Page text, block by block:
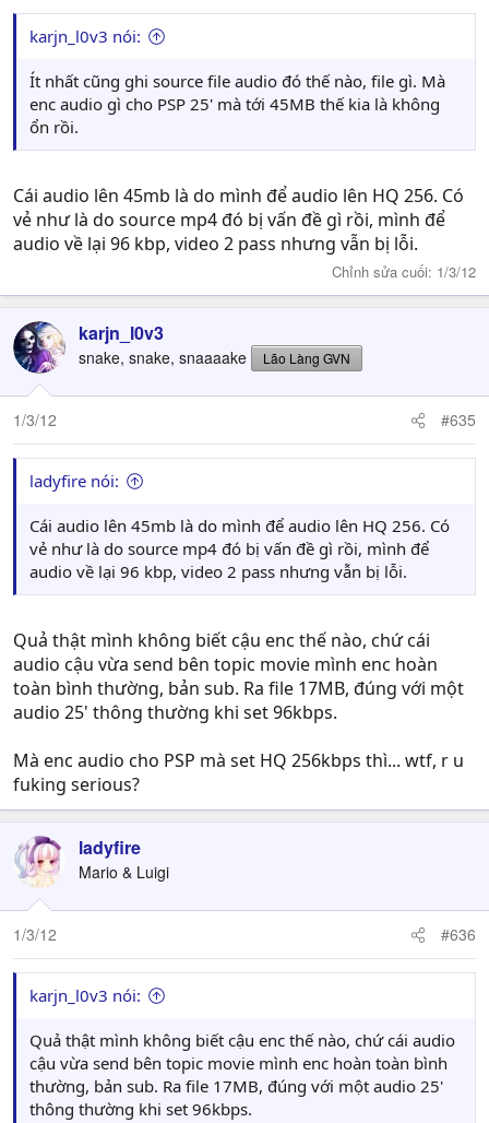
karjn_l0v3 nói:
Ít nhất cũng ghi source file audio đó thế nào, file gì. Mà
enc audio gì cho PSP 25' mà tới 45MB thế kia là không
ổn rồi.
Cái audio lên 45mb là do mình để audio lên HQ 256. Có
vẻ như là do source mp4 đó bị vấn đề gì rồi, mình để
audio về lại 96 kbp, video 2 pass nhưng vẫn bị lỗi.
Chỉnh sửa cuối: 1/3/12
karjn_l0v3
snake, snake, snaaaake Lão Làng GVN
1/3/12 #635
ladyfire nói:
Cái audio lên 45mb là do mình để audio lên HQ 256. Có
vẻ như là do source mp4 đó bị vấn đề gì rồi, mình để
audio về lại 96 kbp, video 2 pass nhưng vẫn bị lỗi.
Quả thật mình không biết cậu enc thế nào, chứ cái
audio cậu vừa send bên topic movie mình enc hoàn
toàn bình thường, bản sub. Ra file 17MB, đúng với một
audio 25' thông thường khi set 96kbps.
Mà enc audio cho PSP mà set HQ 256kbps thì... wtf, r u
fuking serious?
ladyfire
Mario & Luigi
1/3/12 #636
karjn_l0v3 nói:
Quả thật mình không biết cậu enc thế nào, chứ cái audio
cậu vừa send bên topic movie mình enc hoàn toàn bình
thường, bản sub. Ra file 17MB, đúng với một audio 25'
thông thường khi set 96kbps.